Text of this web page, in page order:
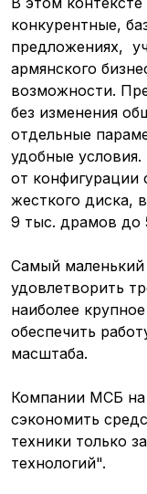
конкурентные,
предложениях,
армянского
возможности.
без изменения
отдельные
удобные
от конфигурации
жесткого диска,
9 тыс. драмов до
Самый
удовлетворить
наиболее
обеспечить
масштаба.
Компании МСБ на
сэкономить
техники только
технологий".